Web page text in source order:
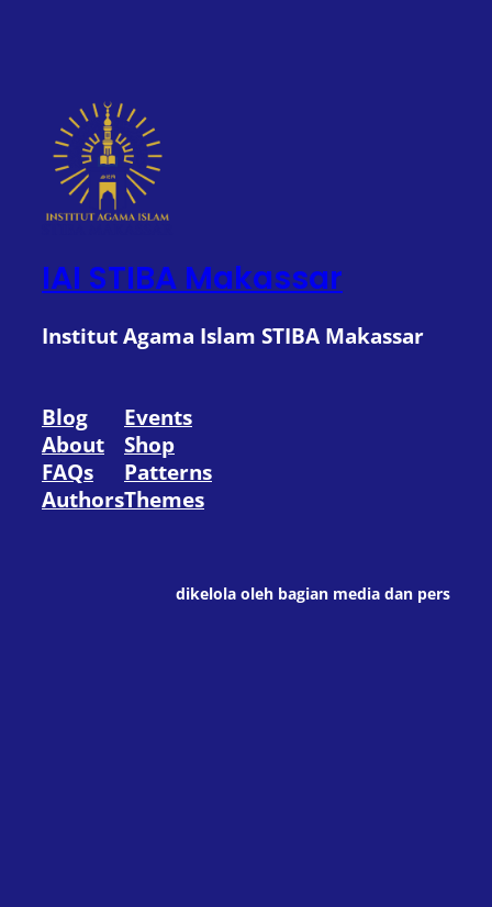
IAI STIBA Makassar
Institut Agama Islam STIBA Makassar
Blog
About
FAQs
Authors
Events
Shop
Patterns
Themes
dikelola oleh bagian media dan pers